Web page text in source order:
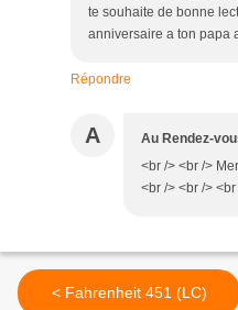
te souhaite de bonne
anniversaire a ton papa
Répondre
A Au Rendez-
<br /> <br />
<br /> <br /> <br
< Fahrenheit 451 (LC)